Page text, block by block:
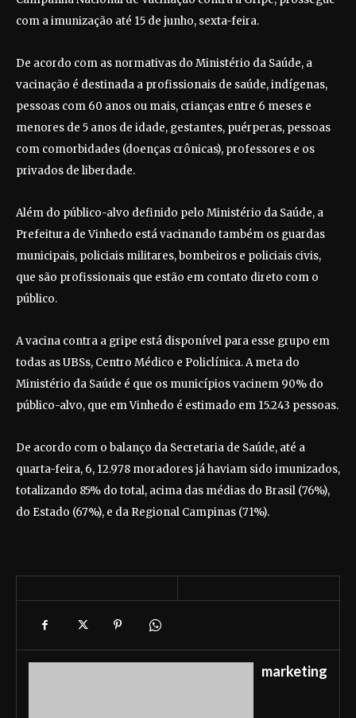
com a imunização até 15 de junho, sexta-feira.
De acordo com as normativas do Ministério da Saúde, a
vacinação é destinada a profissionais de saúde, indígenas,
pessoas com 60 anos ou mais, crianças entre 6 meses e
menores de 5 anos de idade, gestantes, puérperas, pessoas
com comorbidades (doenças crônicas), professores e os
privados de liberdade.
Além do público-alvo definido pelo Ministério da Saúde, a
Prefeitura de Vinhedo está vacinando também os guardas
municipais, policiais militares, bombeiros e policiais civis,
que são profissionais que estão em contato direto com o
público.
A vacina contra a gripe está disponível para esse grupo em
todas as UBSs, Centro Médico e Policlínica. A meta do
Ministério da Saúde é que os municípios vacinem 90% do
público-alvo, que em Vinhedo é estimado em 15.243 pessoas.
De acordo com o balanço da Secretaria de Saúde, até a
quarta-feira, 6, 12.978 moradores já haviam sido imunizados,
totalizando 85% do total, acima das médias do Brasil (76%),
do Estado (67%), e da Regional Campinas (71%).
marketing